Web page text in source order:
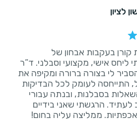
לציון
קורן בעקבות אבחון של
ליחס אישי, מקצועי וסבלני. ד”ר
לי בצורה ברורה ומקיפה את
התייחסה לעומק לכל הבדיקות
בסבלנות, ובנתה עבורי
לעתיד. הרגשתי שאני בידיים
ממליצה עליה בחום!